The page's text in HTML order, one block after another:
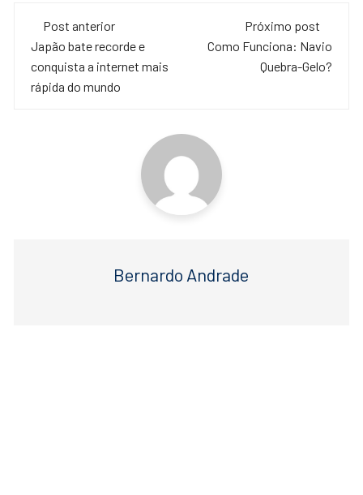
e
b
o
er s
A
p
Navegação
de
post
Post anterior
Japão bate recorde e
conquista a internet mais
rápida do mundo
Próximo post
Como Funciona: Navio
Quebra-Gelo?
Bernardo Andrade